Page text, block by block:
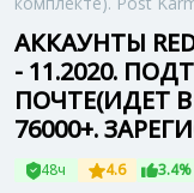
АККАУНТЫ
- 11.2020.
ПОЧТЕ(ИДЕТ В
76000+.
48ч 4.6 3.4%